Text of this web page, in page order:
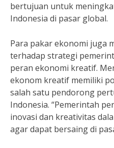
bertujuan untuk
Indonesia di pasar global.
Para pakar ekonomi juga
terhadap strategi
peran ekonomi kreatif.
ekonom kreatif memiliki
salah satu pendorong
Indonesia. “Pemerintah
inovasi dan kreativitas
agar dapat bersaing di